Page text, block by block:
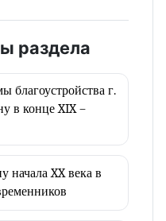
раздела
благоустройства г.
в конце XIX –
начала XX века в